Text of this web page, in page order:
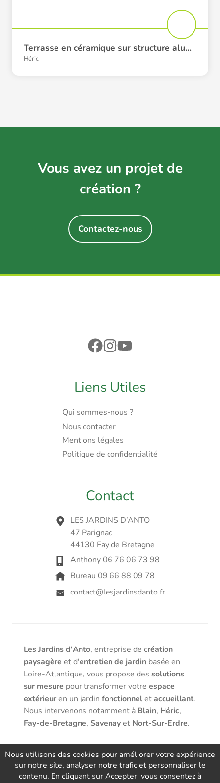
Nous utilisons des cookies pour améliorer votre expérience
sur notre site, analyser notre trafic et personnaliser le
contenu. En cliquant sur Accepter, vous consentez à
Terrasse en céramique sur structure aluminium
Héric
Vous avez un projet de
création ?
Contactez-nous
Liens Utiles
Qui sommes-nous ?
Nous contacter
Mentions légales
Politique de confidentialité
Contact
LES JARDINS D’ANTO
47 Parignac
44130 Fay de Bretagne
Anthony 06 76 06 73 98
Bureau 09 66 88 09 78
contact@lesjardinsdanto.fr
Les Jardins d'Anto, entreprise de création
paysagère et d'entretien de jardin basée en
Loire-Atlantique, vous propose des solutions
sur mesure pour transformer votre espace
extérieuren un jardin fonctionneletaccueillant.
Nous intervenons notamment à Blain, Héric,
Fay-de-Bretagne, Savenayet Nort-Sur-Erdre.